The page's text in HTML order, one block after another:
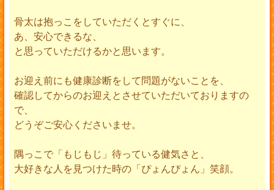
骨太は抱っこをしていただくとすぐに、
あ、安心できるな、
と思っていただけるかと思います。
お迎え前にも健康診断をして問題がないことを、
確認してからのお迎えとさせていただいておりますの
で、
どうぞご安心くださいませ。
隅っこで「もじもじ」待っている健気さと、
大好きな人を見つけた時の「ぴょんぴょん」笑顔。